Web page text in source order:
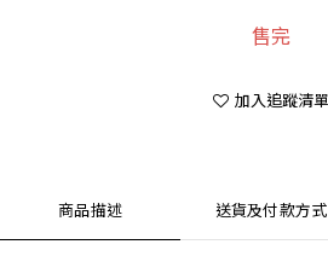
售完
加入追蹤清單
商品描述 送貨及付款方式